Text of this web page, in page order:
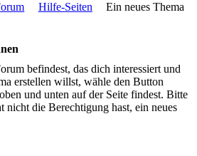
Hilfe-Seiten
Ein neues Thema
befindest, das dich interessiert und
erstellen willst, wähle den Button
und unten auf der Seite findest. Bitte
nicht die Berechtigung hast, ein neues